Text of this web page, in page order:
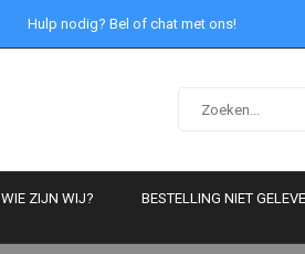
Hulp nodig? Bel of chat met ons!
WIE ZIJN WIJ? BESTELLING NIET